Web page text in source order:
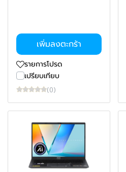
เพิ่มลงตะกร้า
รายการโปรด
เปรียบเทียบ
(0)